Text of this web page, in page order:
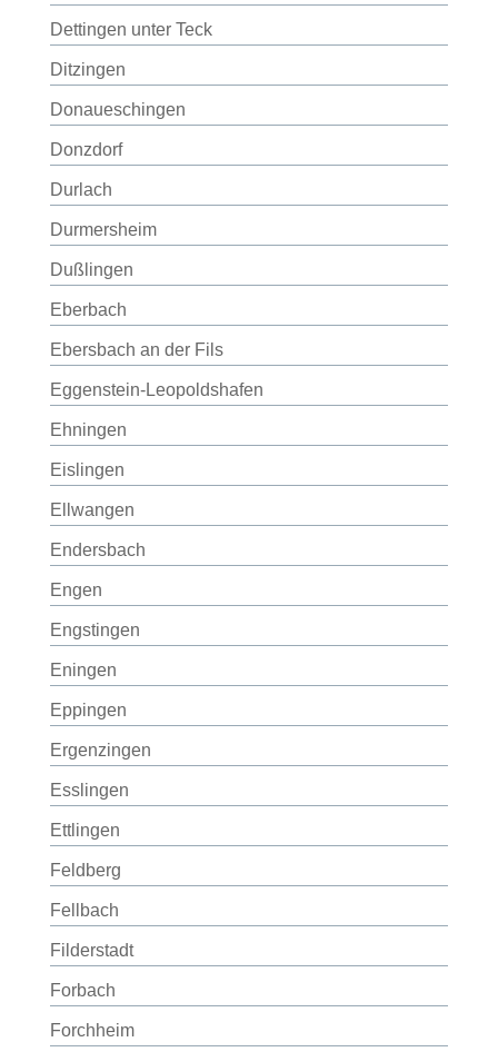
Dettingen unter Teck
Ditzingen
Donaueschingen
Donzdorf
Durlach
Durmersheim
Dußlingen
Eberbach
Ebersbach an der Fils
Eggenstein-Leopoldshafen
Ehningen
Eislingen
Ellwangen
Endersbach
Engen
Engstingen
Eningen
Eppingen
Ergenzingen
Esslingen
Ettlingen
Feldberg
Fellbach
Filderstadt
Forbach
Forchheim